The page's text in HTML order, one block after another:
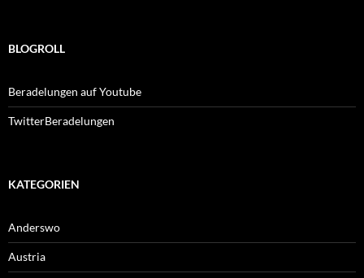
BLOGROLL
Beradelungen auf Youtube
TwitterBeradelungen
KATEGORIEN
Anderswo
Austria